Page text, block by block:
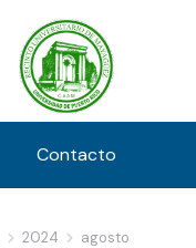
Contacto
2024 agosto